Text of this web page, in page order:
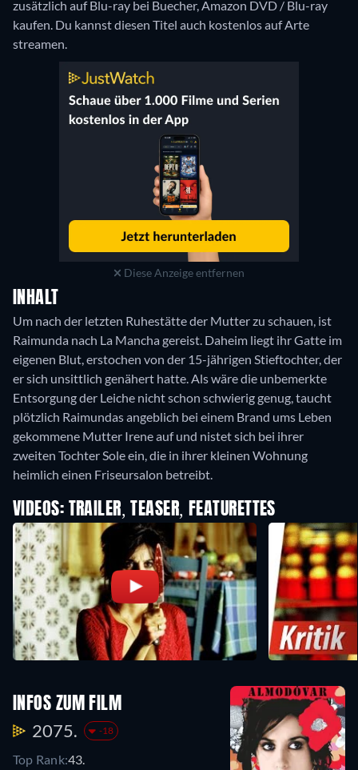
zusätzlich auf Blu-ray bei Buecher, Amazon DVD / Blu-ray
kaufen. Du kannst diesen Titel auch kostenlos auf Arte
streamen.
Diese Anzeige entfernen
INHALT
Um nach der letzten Ruhestätte der Mutter zu schauen, ist
Raimunda nach La Mancha gereist. Daheim liegt ihr Gatte im
eigenen Blut, erstochen von der 15-jährigen Stieftochter, der
er sich unsittlich genähert hatte. Als wäre die unbemerkte
Entsorgung der Leiche nicht schon schwierig genug, taucht
plötzlich Raimundas angeblich bei einem Brand ums Leben
gekommene Mutter Irene auf und nistet sich bei ihrer
zweiten Tochter Sole ein, die in ihrer kleinen Wohnung
heimlich einen Friseursalon betreibt.
VIDEOS: TRAILER, TEASER, FEATURETTES
INFOS ZUM FILM
2075. -18
Top Rank:43.